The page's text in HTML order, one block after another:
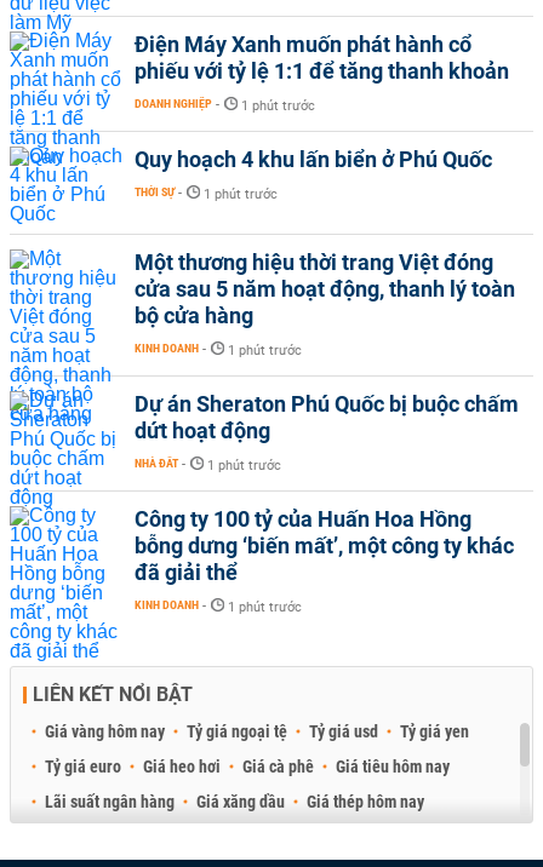
Điện Máy Xanh muốn phát hành cổ
phiếu với tỷ lệ 1:1 để tăng thanh khoản
DOANH NGHIỆP - 1 phút trước
Quy hoạch 4 khu lấn biển ở Phú Quốc
THỜI SỰ - 1 phút trước
Một thương hiệu thời trang Việt đóng
cửa sau 5 năm hoạt động, thanh lý toàn
bộ cửa hàng
KINH DOANH - 1 phút trước
Dự án Sheraton Phú Quốc bị buộc chấm
dứt hoạt động
NHÀ ĐẤT - 1 phút trước
Công ty 100 tỷ của Huấn Hoa Hồng
bỗng dưng ‘biến mất’, một công ty khác
đã giải thể
KINH DOANH - 1 phút trước
LIÊN KẾT NỔI BẬT
Giá vàng hôm nay Tỷ giá ngoại tệ Tỷ giá usd
Tỷ giá yen
Tỷ giá euro
Giá heo hơi Giá cà phê
Giá tiêu hôm nay
Lãi suất ngân hàng
Giá xăng dầu
Giá thép hôm nay